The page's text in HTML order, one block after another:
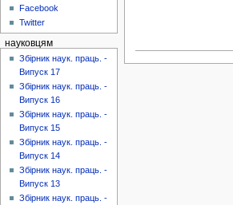
Facebook
Twitter
науковцям
Збірник наук. праць. -
Випуск 17
Збірник наук. праць. -
Випуск 16
Збірник наук. праць. -
Випуск 15
Збірник наук. праць. -
Випуск 14
Збірник наук. праць. -
Випуск 13
Збірник наук. праць. -